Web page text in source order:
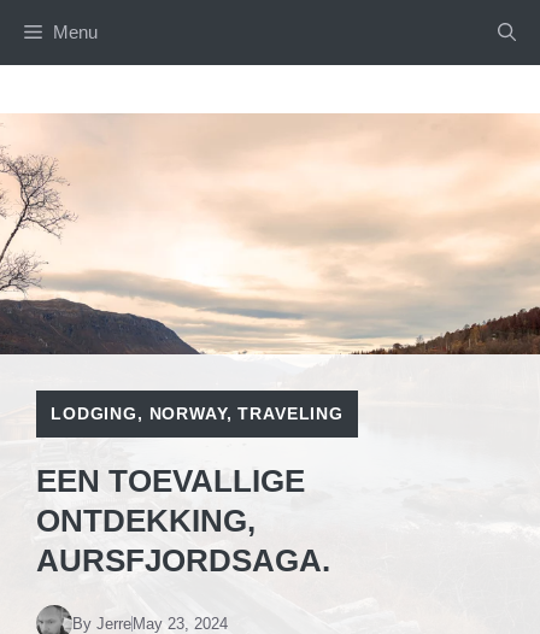
Menu
LODGING, NORWAY,TRAVELING
EEN TOEVALLIGE
ONTDEKKING,
AURSFJORDSAGA.
By JerreMay 23, 2024